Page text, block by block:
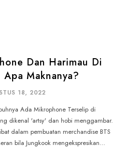
Dan Harimau Di
Maknanya?
18, 2022
Ada Mikrophone Terselip di
dikenal 'artsy' dan hobi menggambar.
dalam pembuatan merchandise BTS
bila Jungkook mengekspresikan...